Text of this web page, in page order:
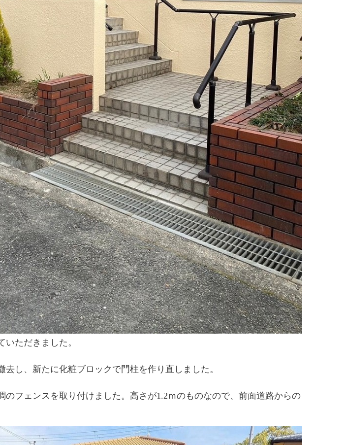
ただきました。
し、新たに化粧ブロックで門柱を作り直しました。
のフェンスを取り付けました。高さが1.2ｍのものなので、前面道路からの